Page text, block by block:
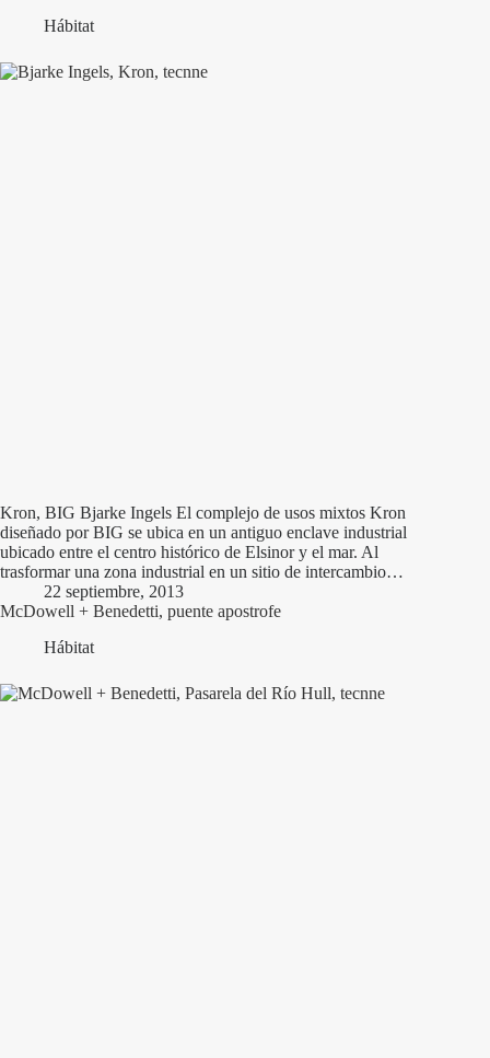
Hábitat
Kron, BIG Bjarke Ingels El complejo de usos mixtos Kron
diseñado por BIG se ubica en un antiguo enclave industrial
ubicado entre el centro histórico de Elsinor y el mar. Al
trasformar una zona industrial en un sitio de intercambio…
22 septiembre, 2013
McDowell + Benedetti, puente apostrofe
Hábitat